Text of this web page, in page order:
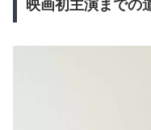
映画初主演までの